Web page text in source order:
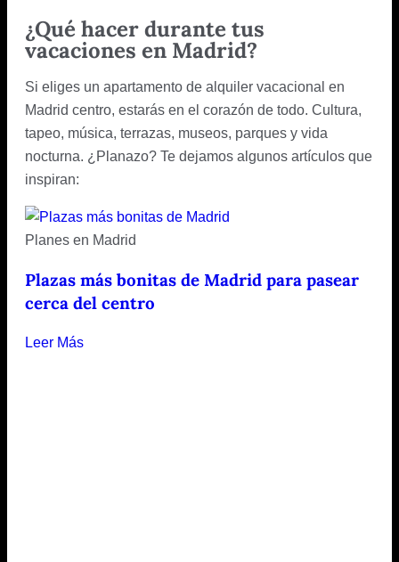
¿Qué hacer durante tus
vacaciones en Madrid?
Si eliges un apartamento de alquiler vacacional en
Madrid centro, estarás en el corazón de todo. Cultura,
tapeo, música, terrazas, museos, parques y vida
nocturna. ¿Planazo? Te dejamos algunos artículos que
inspiran:
Planes en Madrid
Plazas más bonitas de Madrid para pasear
cerca del centro
Leer Más